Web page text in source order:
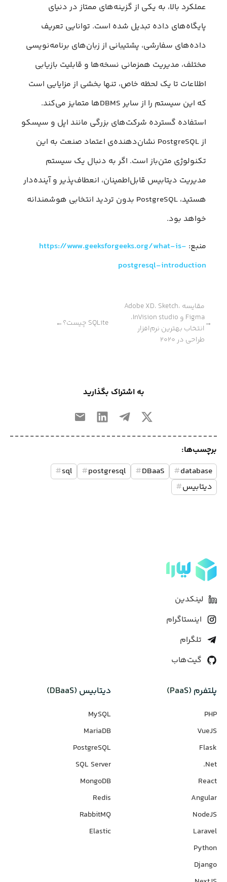
عملکرد بالا، به یکی از گزینه‌های ممتاز در دنیای
پایگاه‌های داده تبدیل شده است. توانایی تعریف
داده‌های سفارشی، پشتیبانی از زبان‌های برنامه‌نویسی
مختلف، مدیریت همزمانی نسخه‌ها و قابلیت بازیابی
اطلاعات تا یک لحظه خاص، تنها بخشی از مزایایی است
که این سیستم را از سایر DBMSها متمایز می‌کند.
استفاده گسترده شرکت‌های بزرگی مانند اپل و سیسکو
از PostgreSQL نشان‌دهنده‌ی اعتماد صنعت به این
تکنولوژی متن‌باز است. اگر به دنبال یک سیستم
مدیریت دیتابیس قابل‌اطمینان، انعطاف‌پذیر و آینده‌دار
هستید، PostgreSQL بدون تردید انتخابی هوشمندانه
خواهد بود.
منبع: https://www.geeksforgeeks.org/what-is-
postgresql-introduction
→
مقایسه Adobe XD، Sketch،
Figma و InVision studio،
انتخاب بهترین نرم‌افزار
طراحی در ۲۰۲۰
SQLite چیست؟ ←
به اشتراک بگذارید
برچسب‌ها:
database
#
DBaaS
#
postgresql
#
sql
#
دیتابیس#
لینکدین
اینستاگرام
تلگرام
گیت‌هاب
پلتفرم (PaaS)
PHP
VueJS
Flask
Net.
React
Angular
NodeJS
Laravel
Python
Django
دیتابیس‌ (DBaaS)
MySQL
MariaDB
PostgreSQL
SQL Server
MongoDB
Redis
RabbitMQ
Elastic